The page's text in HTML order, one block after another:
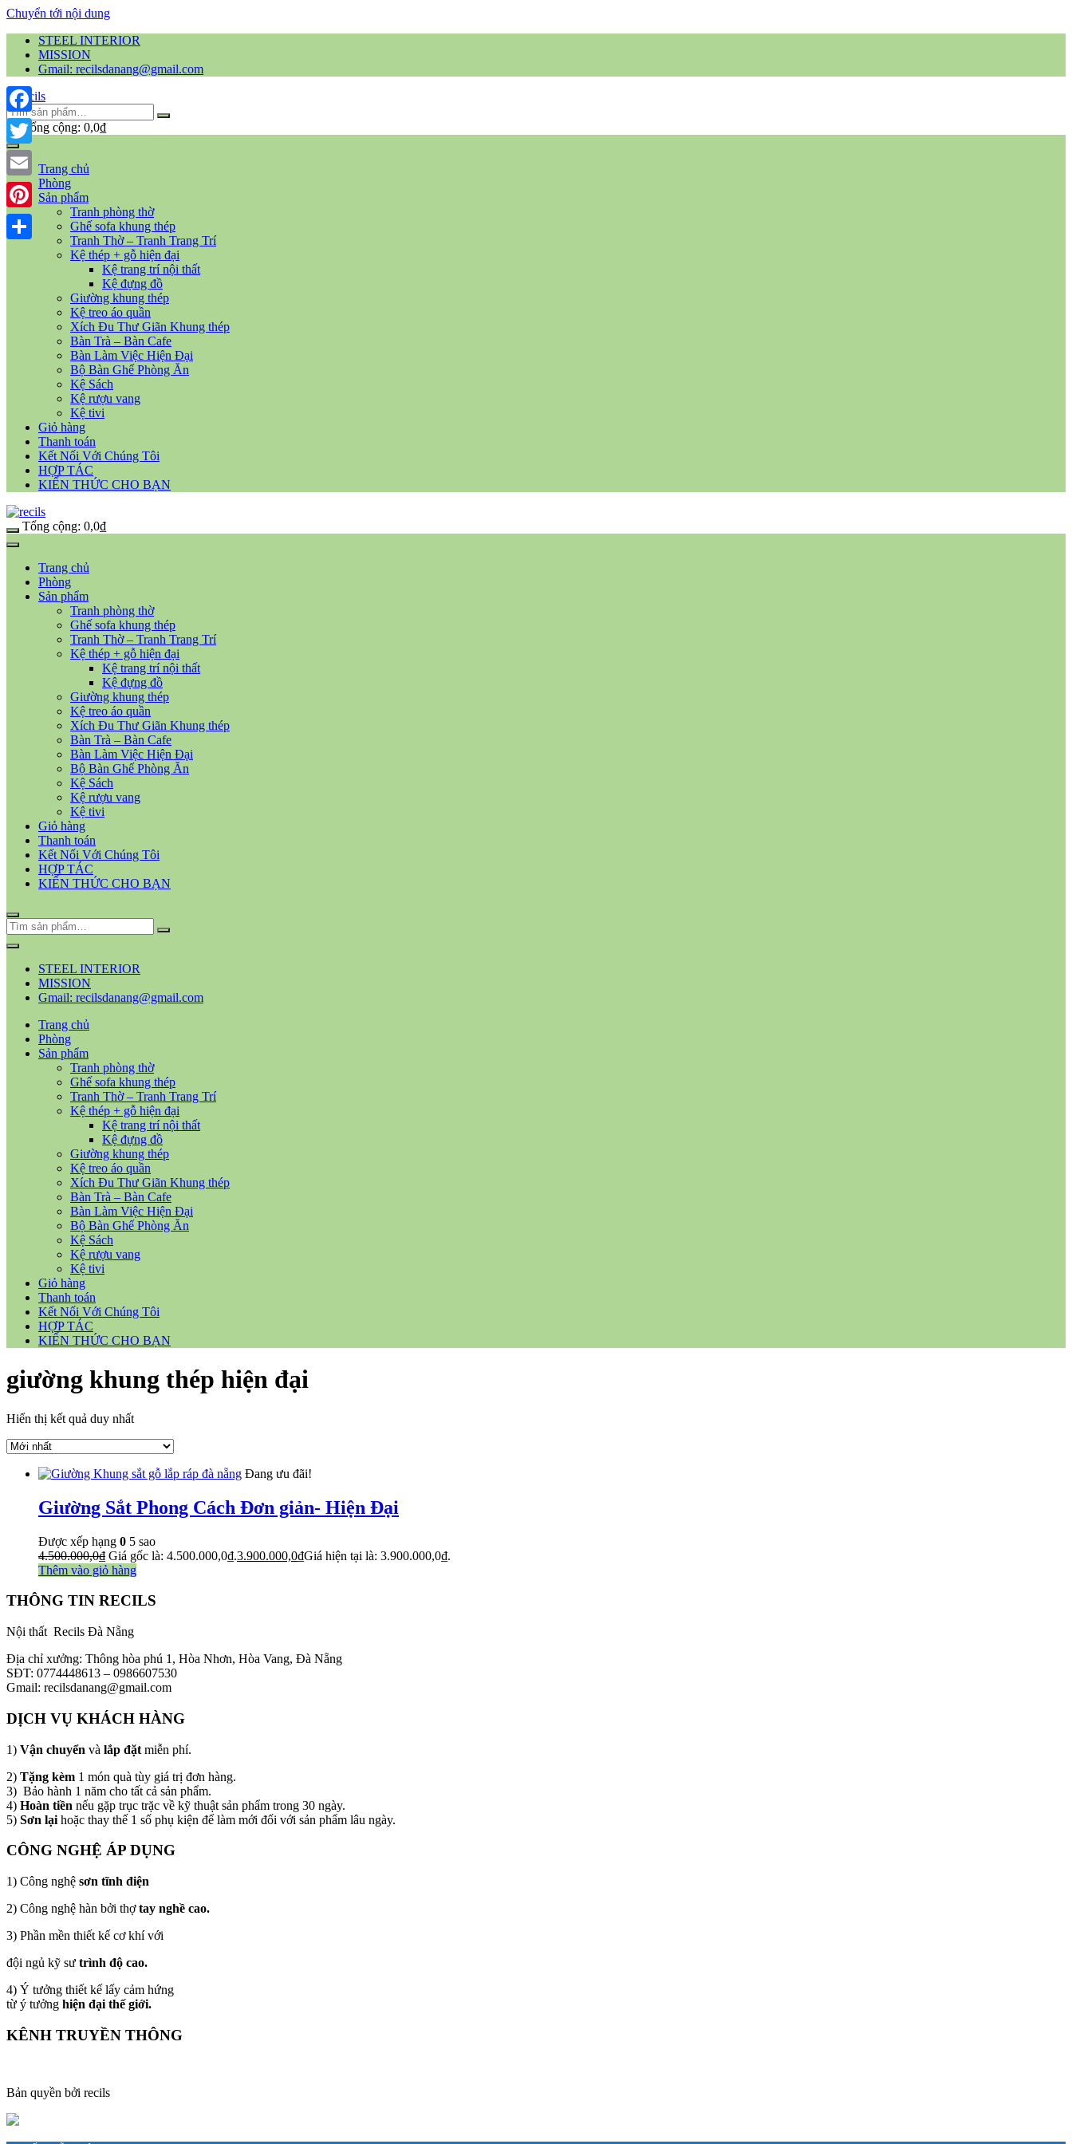
Chuyển tới nội dung
STEEL INTERIOR
MISSION
Gmail: recilsdanang@gmail.com
Tổng cộng: 0,0₫
Trang chủ
Phòng
Sản phẩm
Tranh phòng thờ
Ghế sofa khung thép
Tranh Thờ – Tranh Trang Trí
Kệ thép + gỗ hiện đại
Kệ trang trí nội thất
Kệ đựng đồ
Giường khung thép
Kệ treo áo quần
Xích Đu Thư Giãn Khung thép
Bàn Trà – Bàn Cafe
Bàn Làm Việc Hiện Đại
Bộ Bàn Ghế Phòng Ăn
Kệ Sách
Kệ rượu vang
Kệ tivi
Giỏ hàng
Thanh toán
Kết Nối Với Chúng Tôi
HỢP TÁC
KIẾN THỨC CHO BẠN
Tổng cộng: 0,0₫
Trang chủ
Phòng
Sản phẩm
Tranh phòng thờ
Ghế sofa khung thép
Tranh Thờ – Tranh Trang Trí
Kệ thép + gỗ hiện đại
Kệ trang trí nội thất
Kệ đựng đồ
Giường khung thép
Kệ treo áo quần
Xích Đu Thư Giãn Khung thép
Bàn Trà – Bàn Cafe
Bàn Làm Việc Hiện Đại
Bộ Bàn Ghế Phòng Ăn
Kệ Sách
Kệ rượu vang
Kệ tivi
Giỏ hàng
Thanh toán
Kết Nối Với Chúng Tôi
HỢP TÁC
KIẾN THỨC CHO BẠN
STEEL INTERIOR
MISSION
Gmail: recilsdanang@gmail.com
Trang chủ
Phòng
Sản phẩm
Tranh phòng thờ
Ghế sofa khung thép
Tranh Thờ – Tranh Trang Trí
Kệ thép + gỗ hiện đại
Kệ trang trí nội thất
Kệ đựng đồ
Giường khung thép
Kệ treo áo quần
Xích Đu Thư Giãn Khung thép
Bàn Trà – Bàn Cafe
Bàn Làm Việc Hiện Đại
Bộ Bàn Ghế Phòng Ăn
Kệ Sách
Kệ rượu vang
Kệ tivi
Giỏ hàng
Thanh toán
Kết Nối Với Chúng Tôi
HỢP TÁC
KIẾN THỨC CHO BẠN
giường khung thép hiện đại
Hiển thị kết quả duy nhất
Đang ưu đãi!
Giường Sắt Phong Cách Đơn giản- Hiện Đại
Được xếp hạng 0 5 sao
4.500.000,0₫ Giá gốc là: 4.500.000,0₫.3.900.000,0₫Giá hiện tại là: 3.900.000,0₫.
Thêm vào giỏ hàng
THÔNG TIN RECILS
Nội thất Recils Đà Nẵng
Địa chỉ xưởng: Thông hòa phú 1, Hòa Nhơn, Hòa Vang, Đà Nẵng
SĐT: 0774448613 – 0986607530
Gmail: recilsdanang@gmail.com
DỊCH VỤ KHÁCH HÀNG
1) Vận chuyển và lắp đặt miễn phí.
2) Tặng kèm 1 món quà tùy giá trị đơn hàng.
3) Bảo hành 1 năm cho tất cả sản phẩm.
4) Hoàn tiền nếu gặp trục trặc về kỹ thuật sản phẩm trong 30 ngày.
5) Sơn lại hoặc thay thế 1 số phụ kiện để làm mới đối với sản phẩm lâu ngày.
CÔNG NGHỆ ÁP DỤNG
1) Công nghệ sơn tĩnh điện
2) Công nghệ hàn bởi thợtay nghề cao.
3) Phần mền thiết kế cơ khí với
đội ngủ kỹ sư trình độ cao.
4) Ý tưởng thiết kế lấy cảm hứng
từ ý tưởng hiện đại thế giới.
KÊNH TRUYỀN THÔNG
Bản quyền bởi recils
Facebook
Twitter
Email
Pinterest